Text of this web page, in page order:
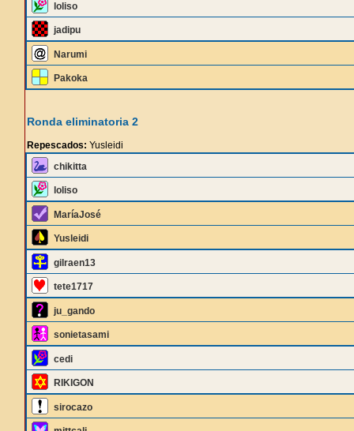
loliso
jadipu
Narumi
Pakoka
Ronda eliminatoria 2
Repescados: Yusleidi
chikitta
loliso
MaríaJosé
Yusleidi
gilraen13
tete1717
ju_gando
sonietasami
cedi
RIKIGON
sirocazo